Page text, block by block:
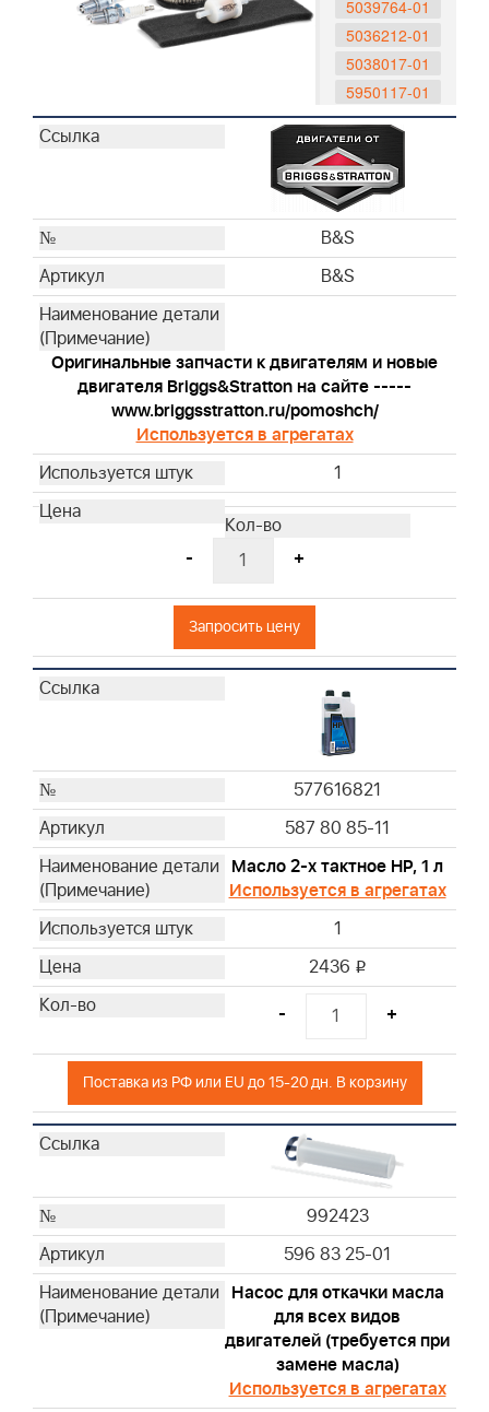
5039764-01
5036212-01
5038017-01
5950117-01
992304
992300C
5908442-01
89838S
100007E
100005E
992381
795161
992417
992420
795066
792038
698369
272235S
799579
496894S
272403S
697029
273356S
797819
270251
270447
270528S
270843S
270848
272922
27987S
392308S
393406
393725
393957S
394018S
B&S
B&S
Оригинальные запчасти к двигателям и новые
двигателя Briggs&Stratton на сайте -----
www.briggsstratton.ru/pomoshch/
Используется в агрегатах
1
- +
Запросить цену
577616821
587 80 85-11
Масло 2-х тактное HP, 1 л
Используется в агрегатах
1
2436 i
- +
Поставка из РФ или EU до 15-20 дн. В корзину
992423
596 83 25-01
Насос для откачки масла
для всех видов
двигателей (требуется при
замене масла)
Используется в агрегатах